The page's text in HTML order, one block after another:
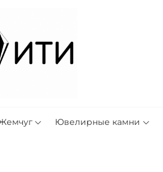
Ювелирные камни